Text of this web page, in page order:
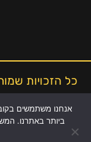
כל הזכויות
ביותר באתרנו.